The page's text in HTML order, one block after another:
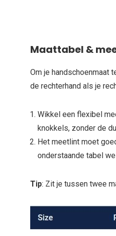
Maattabel &
Om je handschoenmaat
de rechterhand als je
Wikkel een flexibel
knokkels, zonder de
Het meetlint moet
onderstaande tabel
Tip: Zit je tussen twee